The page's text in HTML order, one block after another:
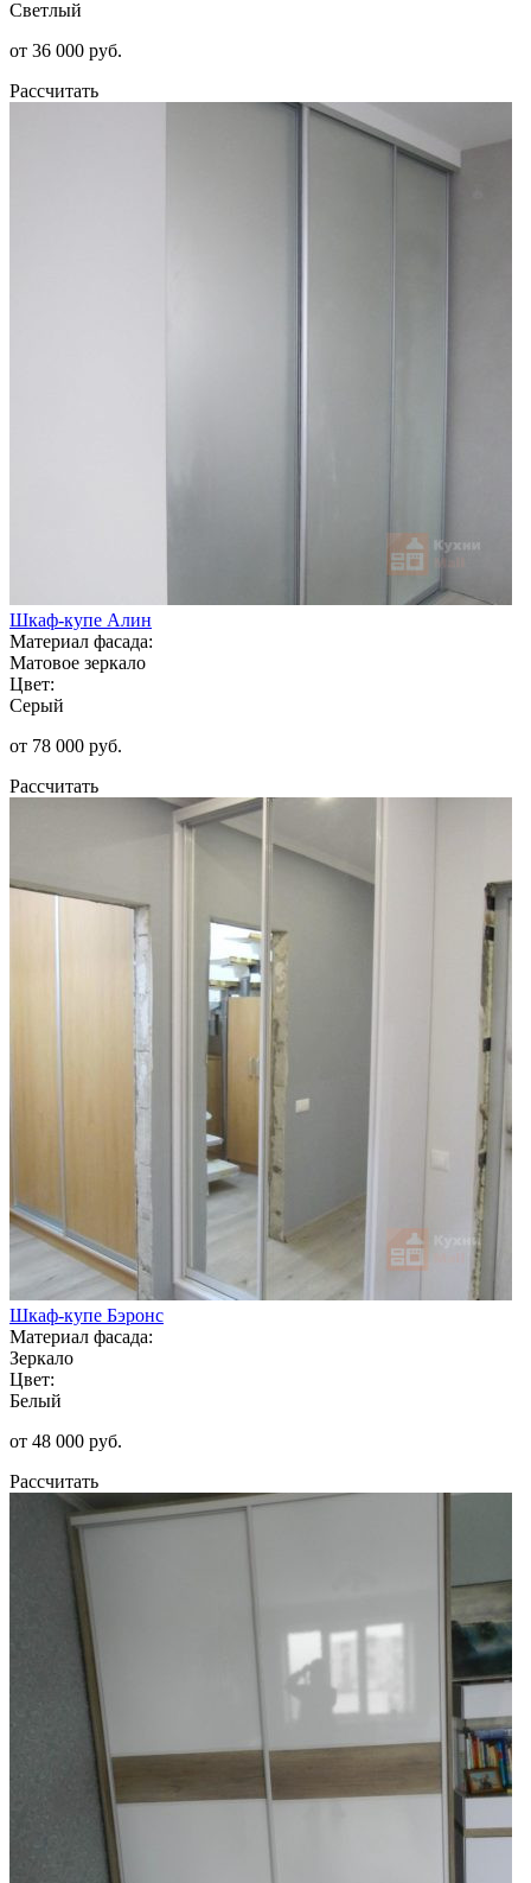
Светлый
от 36 000 руб.
Рассчитать
Шкаф-купе Алин
Материал фасада:
Матовое зеркало
Цвет:
Серый
от 78 000 руб.
Рассчитать
Шкаф-купе Бэронс
Материал фасада:
Зеркало
Цвет:
Белый
от 48 000 руб.
Рассчитать